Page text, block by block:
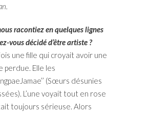
racontiez en quelques lignes
vous décidé d’être artiste ?
une fille qui croyait avoir une
perdue. Elle les
(Sœurs désunies
L’une voyait tout en rose
toujours sérieuse. Alors